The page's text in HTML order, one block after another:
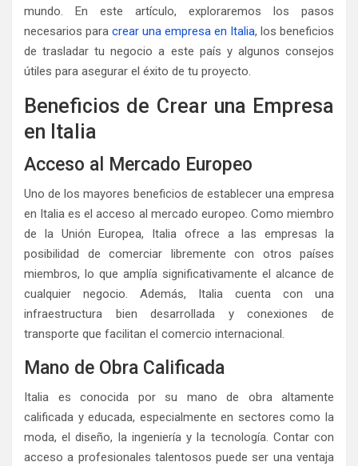
mundo. En este artículo, exploraremos los pasos
necesarios para crear una empresa en Italia, los beneficios
de trasladar tu negocio a este país y algunos consejos
útiles para asegurar el éxito de tu proyecto.
Beneficios de Crear una Empresa
en Italia
Acceso al Mercado Europeo
Uno de los mayores beneficios de establecer una empresa
en Italia es el acceso al mercado europeo. Como miembro
de la Unión Europea, Italia ofrece a las empresas la
posibilidad de comerciar libremente con otros países
miembros, lo que amplía significativamente el alcance de
cualquier negocio. Además, Italia cuenta con una
infraestructura bien desarrollada y conexiones de
transporte que facilitan el comercio internacional.
Mano de Obra Calificada
Italia es conocida por su mano de obra altamente
calificada y educada, especialmente en sectores como la
moda, el diseño, la ingeniería y la tecnología. Contar con
acceso a profesionales talentosos puede ser una ventaja